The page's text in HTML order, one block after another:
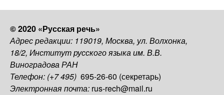
© 2020 «Русская речь»
Адрес редакции: 119019, Москва, ул. Волхонка,
18/2, Институт русского языка им. В.В.
Виноградова РАН
Телефон: (+7 495) 695-26-60 (секретарь)
Электронная почта: rus-rech@mail.ru